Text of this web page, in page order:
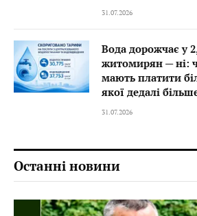
31.07.2026
Вода дорожчає у
житомирян — ні:
мають платити
якої дедалі
31.07.2026
Останні новини